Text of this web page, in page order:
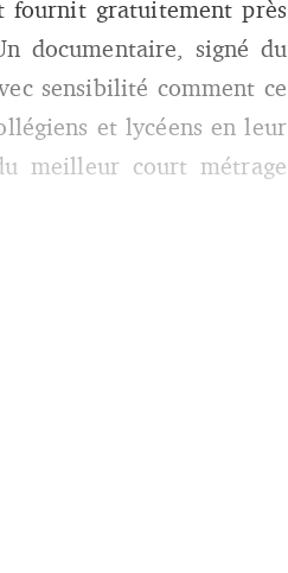
fournit gratuitement près
documentaire, signé du
sensibilité comment ce
et lycéens en leur
meilleur court métrage